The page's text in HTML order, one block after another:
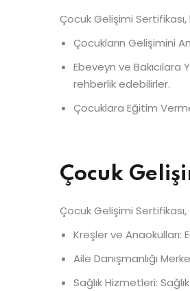
Çocuk Gelişimi Sertifikası,
Çocukların Gelişimini
Ebeveyn ve
rehberlik edebilirler.
Çocuklara Eğitim
Çocuk
Çocuk Gelişimi
Kreşler ve
Aile Danışmanlığı
Sağlık Hizmetleri: